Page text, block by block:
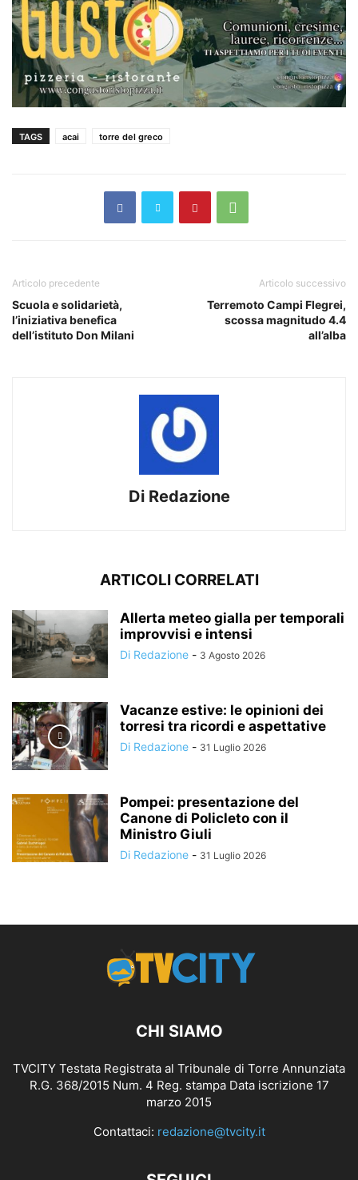
TAGS acai torre del greco
Articolo precedente
Scuola e solidarietà,
l’iniziativa benefica
dell’istituto Don Milani
Articolo successivo
Terremoto Campi Flegrei,
scossa magnitudo 4.4
all’alba
Di Redazione
ARTICOLI CORRELATI
Allerta meteo gialla per temporali
improvvisi e intensi
Di Redazione - 3 Agosto 2026
Vacanze estive: le opinioni dei
torresi tra ricordi e aspettative
Di Redazione - 31 Luglio 2026
Pompei: presentazione del
Canone di Policleto con il
Ministro Giuli
Di Redazione - 31 Luglio 2026
CHI SIAMO
TVCITY Testata Registrata al Tribunale di Torre Annunziata
R.G. 368/2015 Num. 4 Reg. stampa Data iscrizione 17
marzo 2015
Contattaci: redazione@tvcity.it